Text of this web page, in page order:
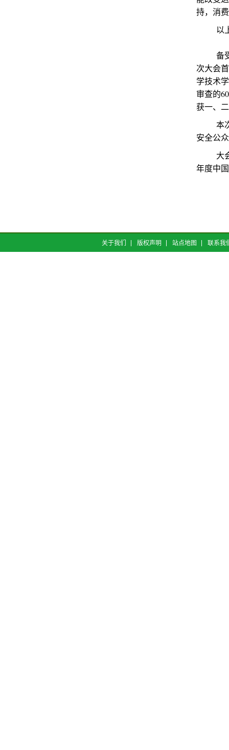
持，消
以上话
备受
次大会
学技术
审查的
获一、
本次
安全公
大会
年度中
关于我们 版权声明 站点地图 联系我